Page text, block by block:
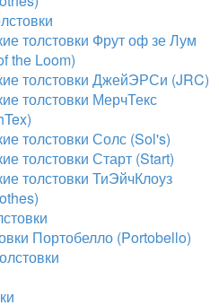
толстовки Фрут оф зе Лум
the Loom)
толстовки ДжейЭРСи (JRC)
толстовки МерчТекс
толстовки Солс (Sol's)
толстовки Старт (Start)
толстовки ТиЭйчКлоуз
Портобелло (Portobello)